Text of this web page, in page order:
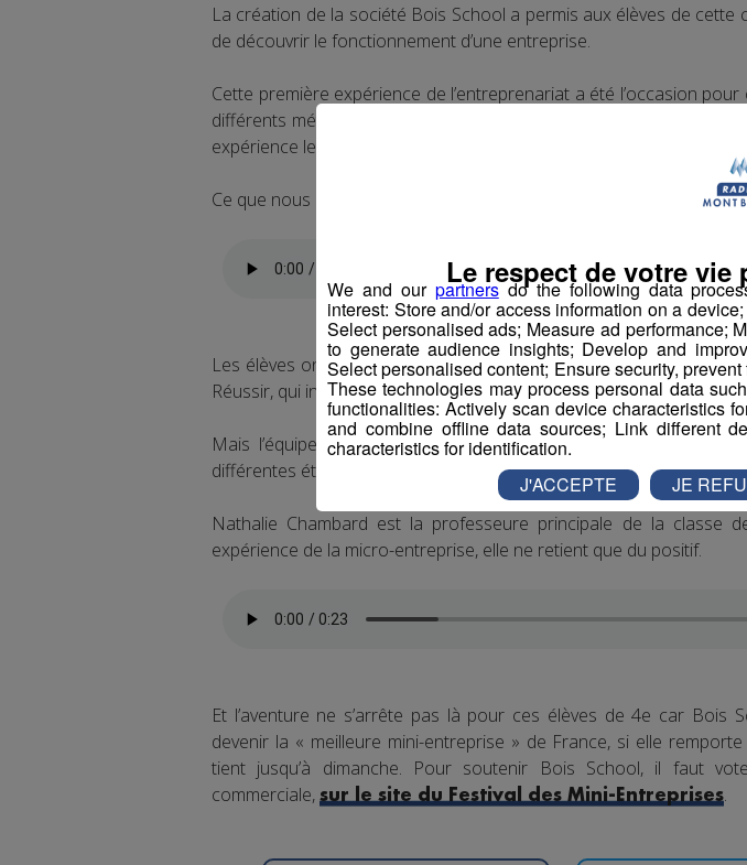
La création de la société Bois School a permis aux élèves de cette
de découvrir le fonctionnement d’une entreprise.
Cette première expérience de l’entreprenariat a été l’occasion pour
différents métiers et d’acquérir de nouvelles compétences. Mais
expérience les a rendus plus confiants.
Ce que nous expliquent Chimène et Sophie.
Les élèves ont été soutenus dans cette entreprise par
Réussir, qui initie les collégiens et lycéens à l’entreprenariat.
Mais l’équipe enseignante a aussi épaulé les élèves au cours de
différentes étapes de la création de Bois School.
Nathalie Chambard est la professeure principale de la classe
expérience de la micro-entreprise, elle ne retient que du positif.
Et l’aventure ne s’arrête pas là pour ces élèves de 4e car Bois
devenir la « meilleure mini-entreprise » de France, si elle
tient jusqu’à dimanche. Pour soutenir Bois School, il faut
commerciale, sur le site du Festival des Mini-Entreprises.
We and our partnersdo the following data
interest: Store and/or access information on a
Select personalised ads; Measure ad performance;
to generate audience insights; Develop and
Select personalised content; Ensure security,
These technologies may process personal data
functionalities: Actively scan device characteristics
and combine offline data sources; Link different
characteristics for identification.
Le respect de votre
J'ACCEPTE JE